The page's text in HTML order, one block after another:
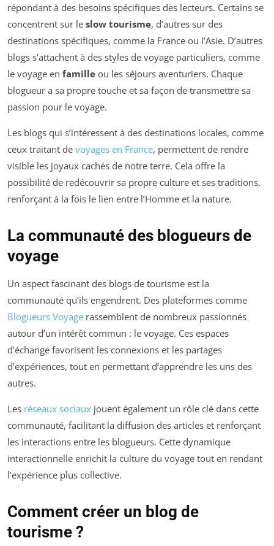
répondant à des besoins spécifiques des lecteurs. Certains se
concentrent sur le slow tourisme, d’autres sur des
destinations spécifiques, comme la France ou l’Asie. D’autres
blogs s’attachent à des styles de voyage particuliers, comme
le voyage en famille ou les séjours aventuriers. Chaque
blogueur a sa propre touche et sa façon de transmettre sa
passion pour le voyage.
Les blogs qui s’intéressent à des destinations locales, comme
ceux traitant de voyages en France, permettent de rendre
visible les joyaux cachés de notre terre. Cela offre la
possibilité de redécouvrir sa propre culture et ses traditions,
renforçant à la fois le lien entre l’Homme et la nature.
La communauté des blogueurs de
voyage
Un aspect fascinant des blogs de tourisme est la
communauté qu’ils engendrent. Des plateformes comme
Blogueurs Voyage rassemblent de nombreux passionnés
autour d’un intérêt commun : le voyage. Ces espaces
d’échange favorisent les connexions et les partages
d’expériences, tout en permettant d’apprendre les uns des
autres.
Les réseaux sociaux jouent également un rôle clé dans cette
communauté, facilitant la diffusion des articles et renforçant
les interactions entre les blogueurs. Cette dynamique
interactionnelle enrichit la culture du voyage tout en rendant
l’expérience plus collective.
Comment créer un blog de
tourisme ?